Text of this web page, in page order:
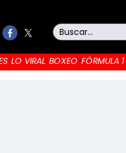
LO VIRAL BOXEO FÓRMULA 1